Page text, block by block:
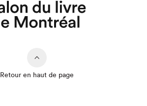
Retour en haut de page